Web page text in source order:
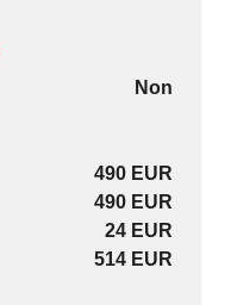
Non
490 EUR
490 EUR
24 EUR
514 EUR